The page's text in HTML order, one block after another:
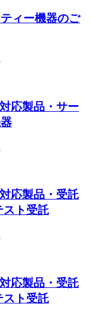
ィー機器のご
応製品・サー
応製品・受託
スト受託
応製品・受託
スト受託